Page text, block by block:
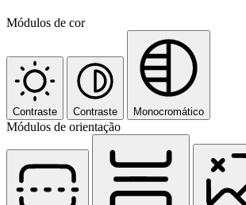
Módulos de cor
Contraste Contraste Monocromático
Módulos de orientação